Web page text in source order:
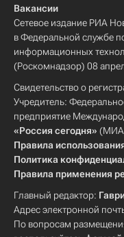
Вакансии
Сетевое издание РИА
в Федеральной службе
информационных
(Роскомнадзор) 08
Свидетельство о
Учредитель:
предприятие
«Россия сегодня» (МИА
Правила
Политика
Правила применения
Главный редактор:
Адрес электронной
По вопросам